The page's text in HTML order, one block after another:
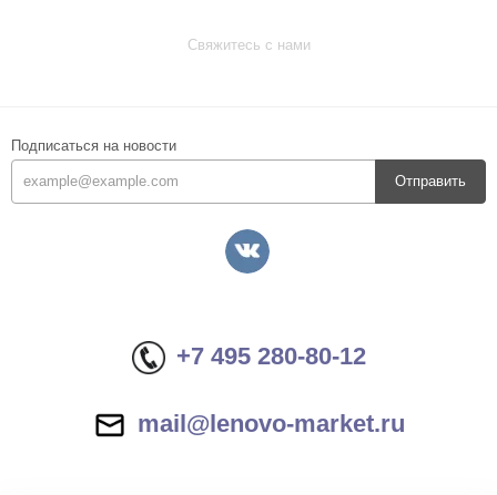
Свяжитесь с нами
Подписаться на новости
Отправить
+7 495 280-80-12
mail@lenovo-market.ru